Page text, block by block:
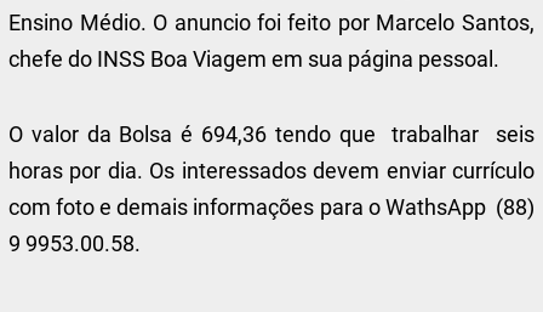
Ensino Médio. O anuncio foi feito por Marcelo Santos,
chefe do INSS Boa Viagem em sua página pessoal.
O valor da Bolsa é 694,36 tendo que trabalhar seis
horas por dia. Os interessados devem enviar currículo
com foto e demais informações para o WathsApp (88)
9 9953.00.58.